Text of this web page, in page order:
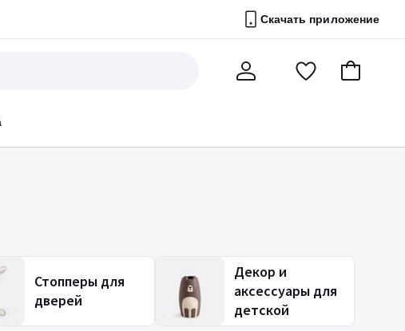
Скачать приложение
ПерейтиВ
Стопперы для
дверей
Декор и
аксессуары для
детской